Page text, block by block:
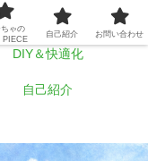
旅行・車中泊
DIY＆快適化
自己紹介
ゃの
PIECE
自己紹介 お問い合わせ